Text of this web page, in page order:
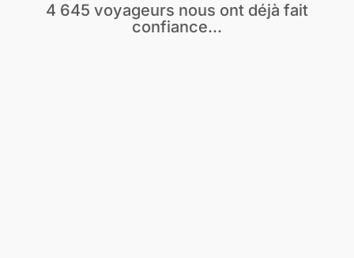
4 645 voyageurs nous ont déjà fait
confiance...